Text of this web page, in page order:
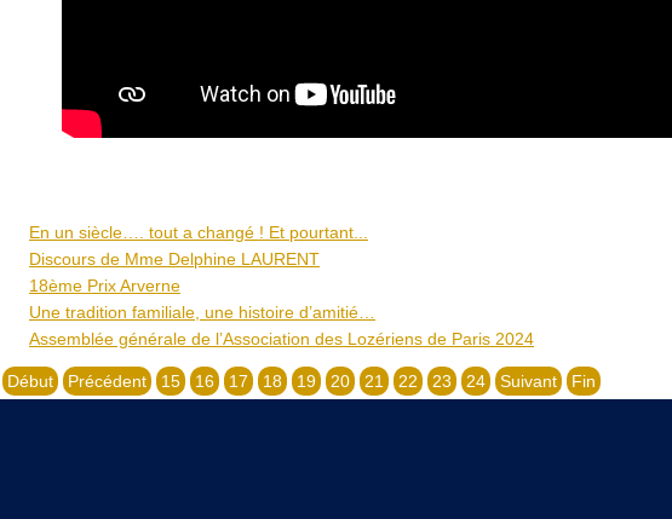
En un siècle…. tout a changé ! Et pourtant...
Discours de Mme Delphine LAURENT
18ème Prix Arverne
Une tradition familiale, une histoire d’amitié…
Assemblée générale de l’Association des Lozériens de Paris 2024
Début Précédent 15 16 17 18 19 20 21 22 23 24 Suivant Fin